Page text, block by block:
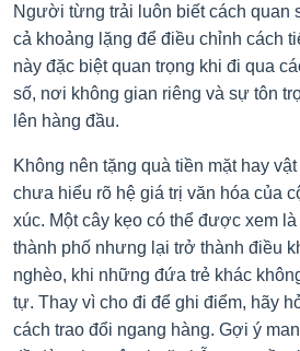
Người từng trải luôn biết cách quan
cả khoảng lặng để điều chỉnh cách
này đặc biệt quan trọng khi đi qua
số, nơi không gian riêng và sự tôn
lên hàng đầu.
Không nên tặng quà tiền mặt hay
chưa hiểu rõ hệ giá trị văn hóa của
xúc. Một cây kẹo có thể được xem
thành phố nhưng lại trở thành điều
nghèo, khi những đứa trẻ khác
tự. Thay vì cho đi để ghi điểm, hãy
cách trao đổi ngang hàng. Gợi ý